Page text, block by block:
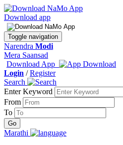
Download app
Toggle navigation
Narendra Modi
Mera Saansad
Download App
Login /Register
Search
Enter Keyword
From
To
Marathi